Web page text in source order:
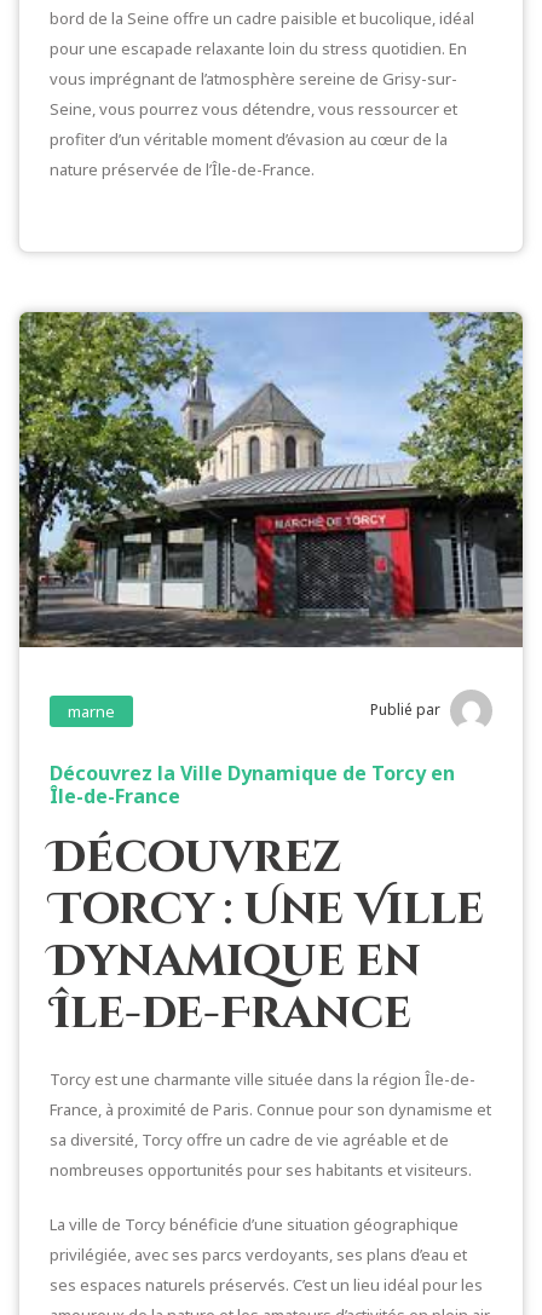
bord de la Seine offre un cadre paisible et bucolique, idéal
pour une escapade relaxante loin du stress quotidien. En
vous imprégnant de l’atmosphère sereine de Grisy-sur-
Seine, vous pourrez vous détendre, vous ressourcer et
profiter d’un véritable moment d’évasion au cœur de la
nature préservée de l’Île-de-France.
marne Publié par
Découvrez la Ville Dynamique de Torcy en
Île-de-France
Découvrez
Torcy : Une Ville
Dynamique en
Île-de-France
Torcy est une charmante ville située dans la région Île-de-
France, à proximité de Paris. Connue pour son dynamisme et
sa diversité, Torcy offre un cadre de vie agréable et de
nombreuses opportunités pour ses habitants et visiteurs.
La ville de Torcy bénéficie d’une situation géographique
privilégiée, avec ses parcs verdoyants, ses plans d’eau et
ses espaces naturels préservés. C’est un lieu idéal pour les